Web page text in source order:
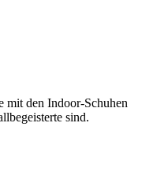
mit den Indoor-Schuhen
sind.